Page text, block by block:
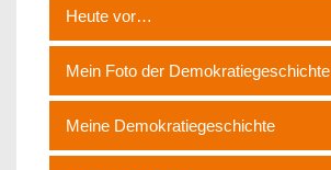
Heute vor…
Mein Foto der Demokratiegeschichte
Meine Demokratiegeschichte